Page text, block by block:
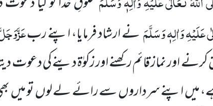
عَلَیْہِ وَاٰلِہٖ وَسَلَّمَنے ارشاد فرمایا، اپنے رب
اور نماز قائم رکھنے اور زکوٰۃ دینے کی دعوت
اپنے سرداروں سے رائے لے لوں تو میں بھی